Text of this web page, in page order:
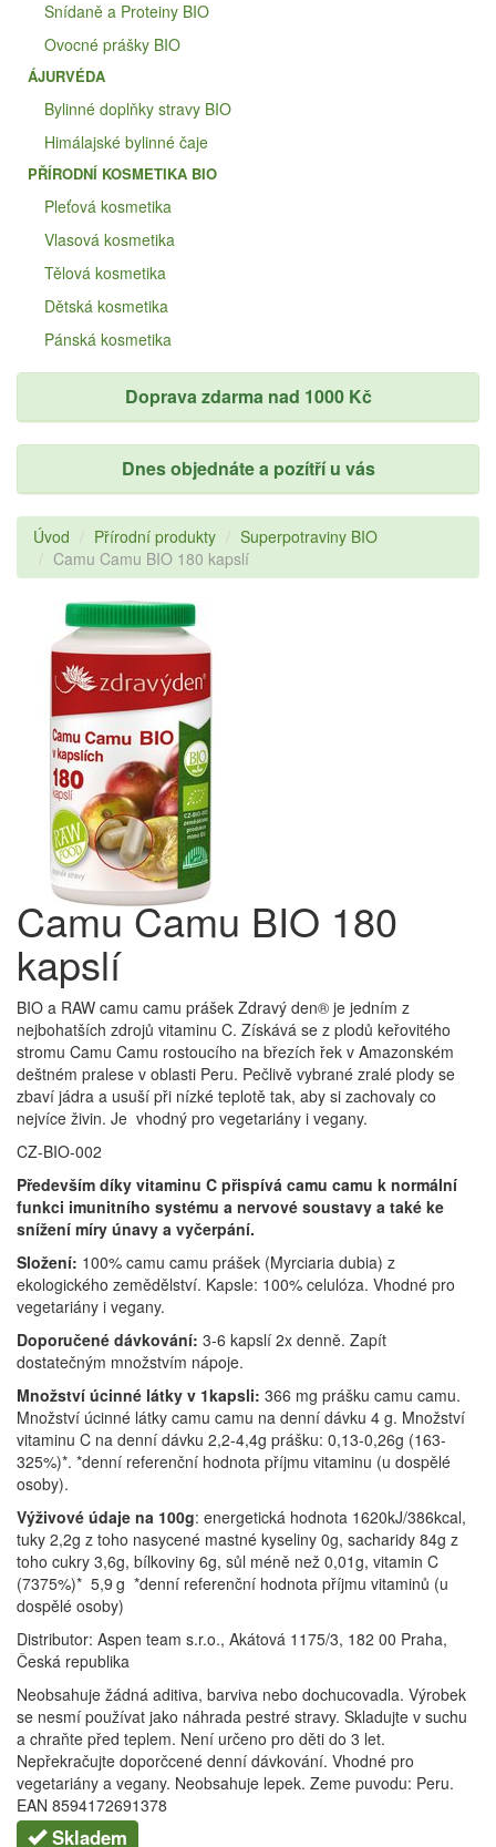
Snídaně a Proteiny BIO
Ovocné prášky BIO
ÁJURVÉDA
Bylinné doplňky stravy BIO
Himálajské bylinné čaje
PŘÍRODNÍ KOSMETIKA BIO
Pleťová kosmetika
Vlasová kosmetika
Tělová kosmetika
Dětská kosmetika
Pánská kosmetika
Doprava zdarma nad 1000 Kč
Dnes objednáte a pozítří u vás
Úvod Přírodní produkty
Superpotraviny BIO
Camu Camu BIO 180 kapslí
Camu Camu BIO 180
kapslí
BIO a RAW camu camu prášek Zdravý den® je jedním z
nejbohatších zdrojů vitaminu C. Získává se z plodů keřovitého
stromu Camu Camu rostoucího na březích řek v Amazonském
deštném pralese v oblasti Peru. Pečlivě vybrané zralé plody se
zbaví jádra a usuší při nízké teplotě tak, aby si zachovaly co
nejvíce živin. Je vhodný pro vegetariány i vegany.
CZ-BIO-002
Především díky vitaminu C přispívá camu camu k normální
funkci imunitního systému a nervové soustavy a také ke
snížení míry únavy a vyčerpání.
Složení: 100% camu camu prášek (Myrciaria dubia) z
ekologického zemědělství. Kapsle: 100% celulóza. Vhodné pro
vegetariány i vegany.
Doporučené dávkování: 3-6 kapslí 2x denně. Zapít
dostatečným množstvím nápoje.
Množství úcinné látky v 1kapsli: 366 mg prášku camu camu.
Množství úcinné látky camu camu na denní dávku 4 g. Množství
vitaminu C na denní dávku 2,2-4,4g prášku: 0,13-0,26g (163-
325%)*. *denní referenční hodnota příjmu vitaminu (u dospělé
osoby).
Výživové údaje na 100g: energetická hodnota 1620kJ/386kcal,
tuky 2,2g z toho nasycené mastné kyseliny 0g, sacharidy 84g z
toho cukry 3,6g, bílkoviny 6g, sůl méně než 0,01g, vitamin C
(7375%)* 5,9 g *denní referenční hodnota příjmu vitaminů (u
dospělé osoby)
Distributor: Aspen team s.r.o., Akátová 1175/3, 182 00 Praha,
Česká republika
Neobsahuje žádná aditiva, barviva nebo dochucovadla. Výrobek
se nesmí používat jako náhrada pestré stravy. Skladujte v suchu
a chraňte před teplem. Není určeno pro děti do 3 let.
Nepřekračujte doporčcené denní dávkování. Vhodné pro
vegetariány a vegany. Neobsahuje lepek. Zeme puvodu: Peru.
EAN 8594172691378
Skladem